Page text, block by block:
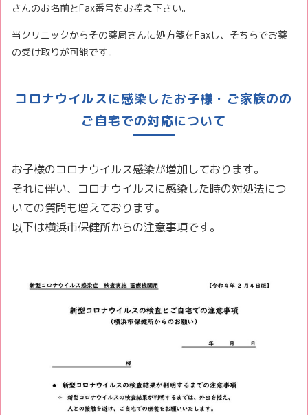
さんのお名前とFax番号をお控え下さい。
当クリニックからその薬局さんに処方箋をFaxし、そちらでお薬
の受け取りが可能です。
コロナウイルスに感染したお子様・ご家族のの
ご自宅での対応について
お子様のコロナウイルス感染が増加しております。
それに伴い、コロナウイルスに感染した時の対処法につ
いての質問も増えております。
以下は横浜市保健所からの注意事項です。